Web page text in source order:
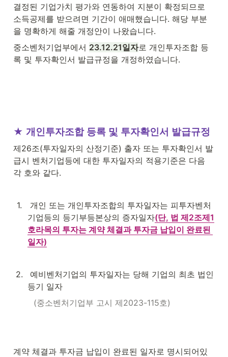
결정된 기업가치 평가와 연동하여 지분이 확정되므로
소득공제를 받으려면 기간이 애매했습니다. 해당 부분
을 명확하게 해줄 개정안이 나왔습니다.
중소벤처기업부에서 23.12.21일자로 개인투자조합 등
록 및 투자확인서 발급규정을 개정하였습니다.
★ 개인투자조합 등록 및 투자확인서 발급규정
제26조(투자일자의 산정기준) 출자 또는 투자확인서 발
급시 벤처기업등에 대한 투자일자의 적용기준은 다음
각 호와 같다.
1.
기업등의 등기부등본상의 증자일자(단, 법 제2조제1
호라목의 투자는 계약 체결과 투자금 납입이 완료된
일자)
2.
등기 일자
(중소벤처기업부 고시 제2023-115호)
계약 체결과 투자금 납입이 완료된 일자로 명시되어있